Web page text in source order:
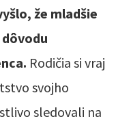
že mladšie
Rodičia si vraj
svojho
sledovali na